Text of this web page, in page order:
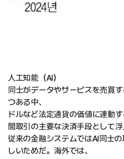
人工知能（AI）
同士がデータやサービスを売買
つある中、
ドルなど法定通貨の価値に連動
間取引の主要な決済手段として
従来の金融システムではAI同士
しいためだ。海外では、